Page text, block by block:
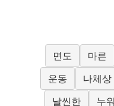
면도 마른
운동
나체상
날씬한
누워